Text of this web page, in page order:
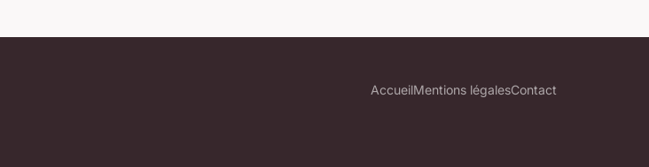
AccueilMentions légalesContact